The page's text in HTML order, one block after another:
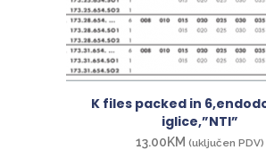
K files packed in
iglice,”NTI”
13.00KM (uključen PDV)